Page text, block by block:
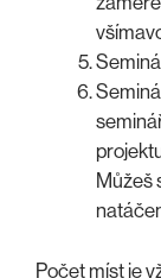
Můžeš
Počet míst je